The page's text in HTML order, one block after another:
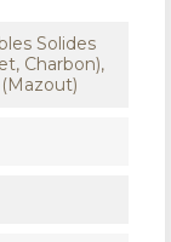
Solides
Charbon),